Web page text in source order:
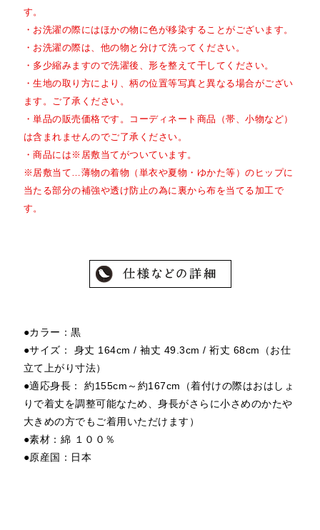
す。
・お洗濯の際にはほかの物に色が移染することがございます。
・お洗濯の際は、他の物と分けて洗ってください。
・多少縮みますので洗濯後、形を整えて干してください。
・生地の取り方により、柄の位置等写真と異なる場合がござい
ます。ご了承ください。
・単品の販売価格です。コーディネート商品（帯、小物など）
は含まれませんのでご了承ください。
・商品には※居敷当てがついています。
※居敷当て…薄物の着物（単衣や夏物・ゆかた等）のヒップに
当たる部分の補強や透け防止の為に裏から布を当てる加工で
す。
●カラー：黒
●サイズ： 身丈 164cm / 袖丈 49.3cm / 裄丈 68cm（お仕
立て上がり寸法）
●適応身長： 約155cm～約167cm（着付けの際はおはしょ
りで着丈を調整可能なため、身長がさらに小さめのかたや
大きめの方でもご着用いただけます）
●素材：綿 １００％
●原産国：日本